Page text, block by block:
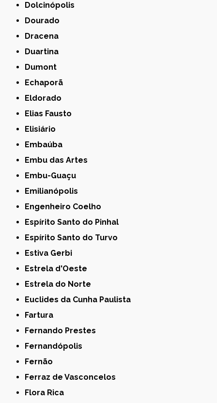
Dolcinópolis
Dourado
Dracena
Duartina
Dumont
Echaporã
Eldorado
Elias Fausto
Elisiário
Embaúba
Embu das Artes
Embu-Guaçu
Emilianópolis
Engenheiro Coelho
Espírito Santo do Pinhal
Espírito Santo do Turvo
Estiva Gerbi
Estrela d'Oeste
Estrela do Norte
Euclides da Cunha Paulista
Fartura
Fernando Prestes
Fernandópolis
Fernão
Ferraz de Vasconcelos
Flora Rica